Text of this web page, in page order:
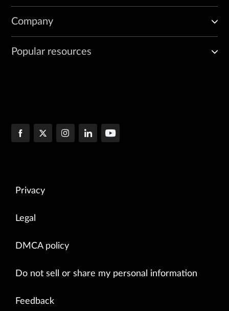
Company
Popular resources
Privacy
Legal
DMCA policy
Do not sell or share my personal information
Feedback